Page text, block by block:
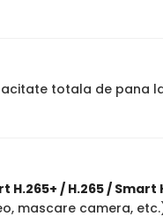
totala de pana la
H.265+ / H.265 / Smart
mascare camera,